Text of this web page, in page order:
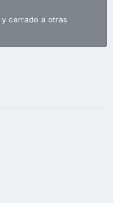
cerrado a otras